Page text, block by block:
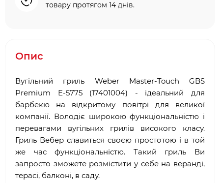
товару протягом 14 днів.
Опис
Вугільний гриль Weber Master-Touch GBS
Premium E-5775 (17401004) - ідеальний для
барбекю на відкритому повітрі для великої
компанії. Володіє широкою функціональністю і
перевагами вугільних грилів високого класу.
Гриль Вебер славиться своєю простотою і в той
же час функціональністю. Такий гриль Ви
запросто зможете розмістити у себе на веранді,
терасі, балконі, в саду.